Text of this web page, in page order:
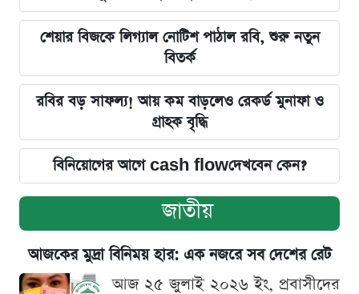
শেয়ার বিজকে লিগ্যাল নোটিশ পাঠাল রবি, শুরু নতুন
বিতর্ক
রবির বড় সাফল্য! আয় কম বাড়লেও রেকর্ড মুনাফা ও
গ্রাহক বৃদ্ধি
বিনিয়োগের আগে cash flowদেখবেন কেন?
জাতীয়
আজকের মুদ্রা বিনিময় হার: এক নজরে সব দেশের রেট
আজ ২৫ জুলাই ২০২৬ ইং, প্রবাসীদের